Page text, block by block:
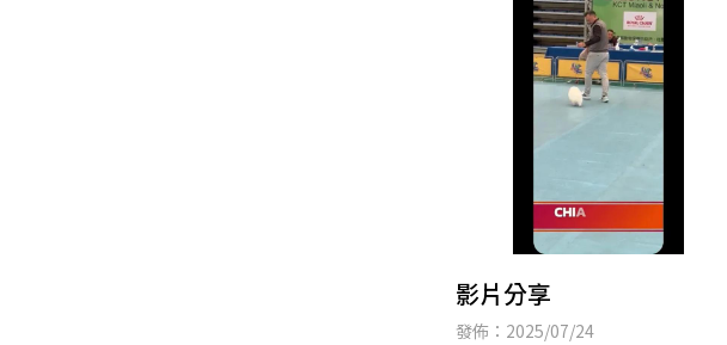
影片分享
發佈：2025/07/24